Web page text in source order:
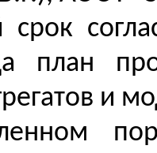
план
и